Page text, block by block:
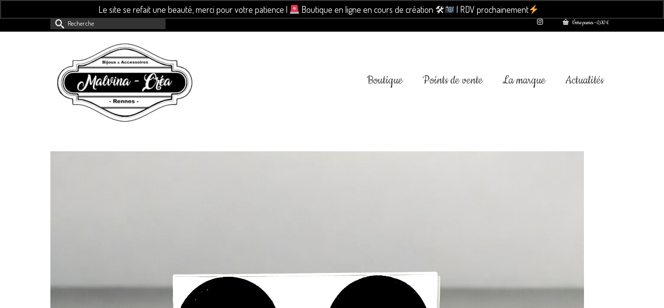
Le site se refait une beauté, merci pour votre patience | Boutique en ligne en cours de création 🛠 | RDV prochainement
Votre panier-0,00€
Rechercher :
Boutique Points de vente La marque Actualités